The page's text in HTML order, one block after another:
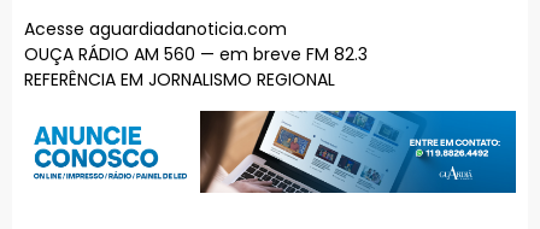
Acesse aguardiadanoticia.com
OUÇA RÁDIO AM 560 — em breve FM 82.3
REFERÊNCIA EM JORNALISMO REGIONAL